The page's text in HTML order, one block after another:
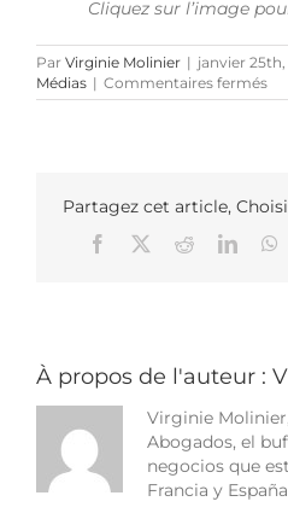
Cliquez sur l’image
Par Virginie Molinier | janvier 25th,
Médias | Commentaires ferméssur
sur
des
Partagez cet article,
Facebook Reddit
À propos de l'auteur :
Virginie
Abogados, el
negocios que
Francia y España